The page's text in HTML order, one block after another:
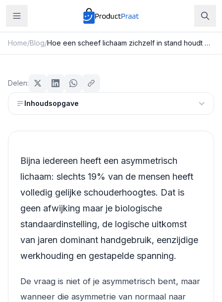
Home/Blog/ Hoe een scheef lichaam zichzelf in stand houdt en wanneer je het moet aanpakken
Hoe een scheef lichaam zichzelf in
stand houdt en wanneer je het
moet aanpakken
Redactie ProductPraat
Delen:
Inhoudsopgave
Bijna iedereen heeft een asymmetrisch
lichaam: slechts 19% van de mensen heeft
volledig gelijke schouderhoogtes. Dat is
geen afwijking maar je biologische
standaardinstelling, de logische uitkomst
van jaren dominant handgebruik, eenzijdige
werkhouding en gestapelde spanning.
De vraag is niet of je asymmetrisch bent, maar
wanneer die asymmetrie van normaal naar